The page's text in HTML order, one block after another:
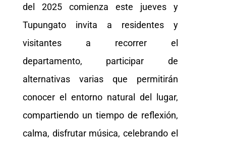
del 2025 comienza este jueves y
Tupungato invita a residentes y
visitantes a recorrer el
departamento, participar de
alternativas varias que permitirán
conocer el entorno natural del lugar,
compartiendo un tiempo de reflexión,
calma, disfrutar música, celebrando el